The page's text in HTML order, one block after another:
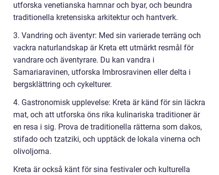
utforska venetianska hamnar och byar, och beundra
traditionella kretensiska arkitektur och hantverk.
3. Vandring och äventyr: Med sin varierade terräng och
vackra naturlandskap är Kreta ett utmärkt resmål för
vandrare och äventyrare. Du kan vandra i
Samariaravinen, utforska Imbrosravinen eller delta i
bergsklättring och cykelturer.
4. Gastronomisk upplevelse: Kreta är känd för sin läckra
mat, och att utforska öns rika kulinariska traditioner är
en resa i sig. Prova de traditionella rätterna som dakos,
stifado och tzatziki, och upptäck de lokala vinerna och
olivoljorna.
Kreta är också känt för sina festivaler och kulturella